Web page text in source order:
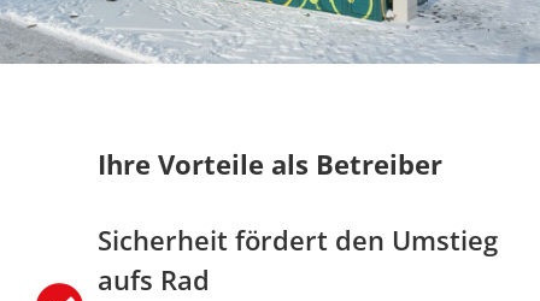
Ihre Vorteile als Betreiber
Sicherheit fördert den Umstieg
aufs Rad